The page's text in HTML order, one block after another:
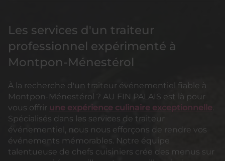
Les services d'un traiteur
professionnel expérimenté à
Montpon-Ménestérol
À la recherche d'un traiteur événementiel fiable à
Montpon-Ménestérol ? AU FIN PALAIS est là pour
vous offrir une expérience culinaire exceptionnelle.
Spécialisés dans les services de traiteur
événementiel, nous nous efforçons de rendre vos
événements mémorables. Notre équipe
talentueuse de chefs cuisiniers crée des menus sur